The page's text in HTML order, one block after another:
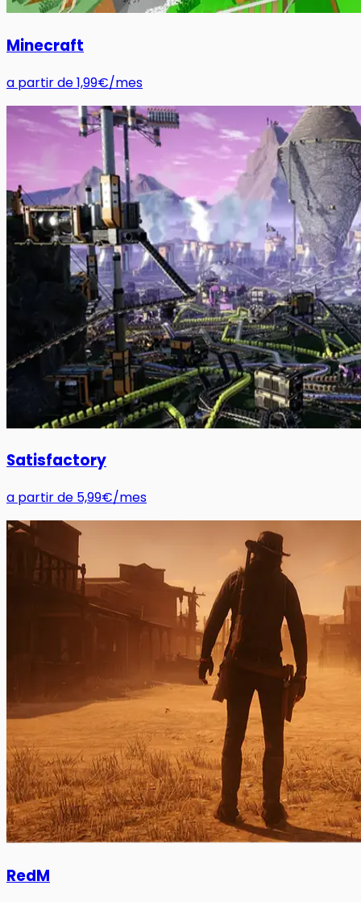
Minecraft
a partir de1,99€/mes
Satisfactory
a partir de 5,99€/mes
RedM